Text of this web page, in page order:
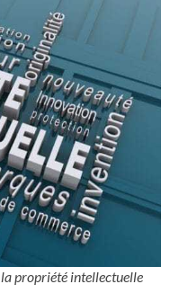
propriété intellectuelle